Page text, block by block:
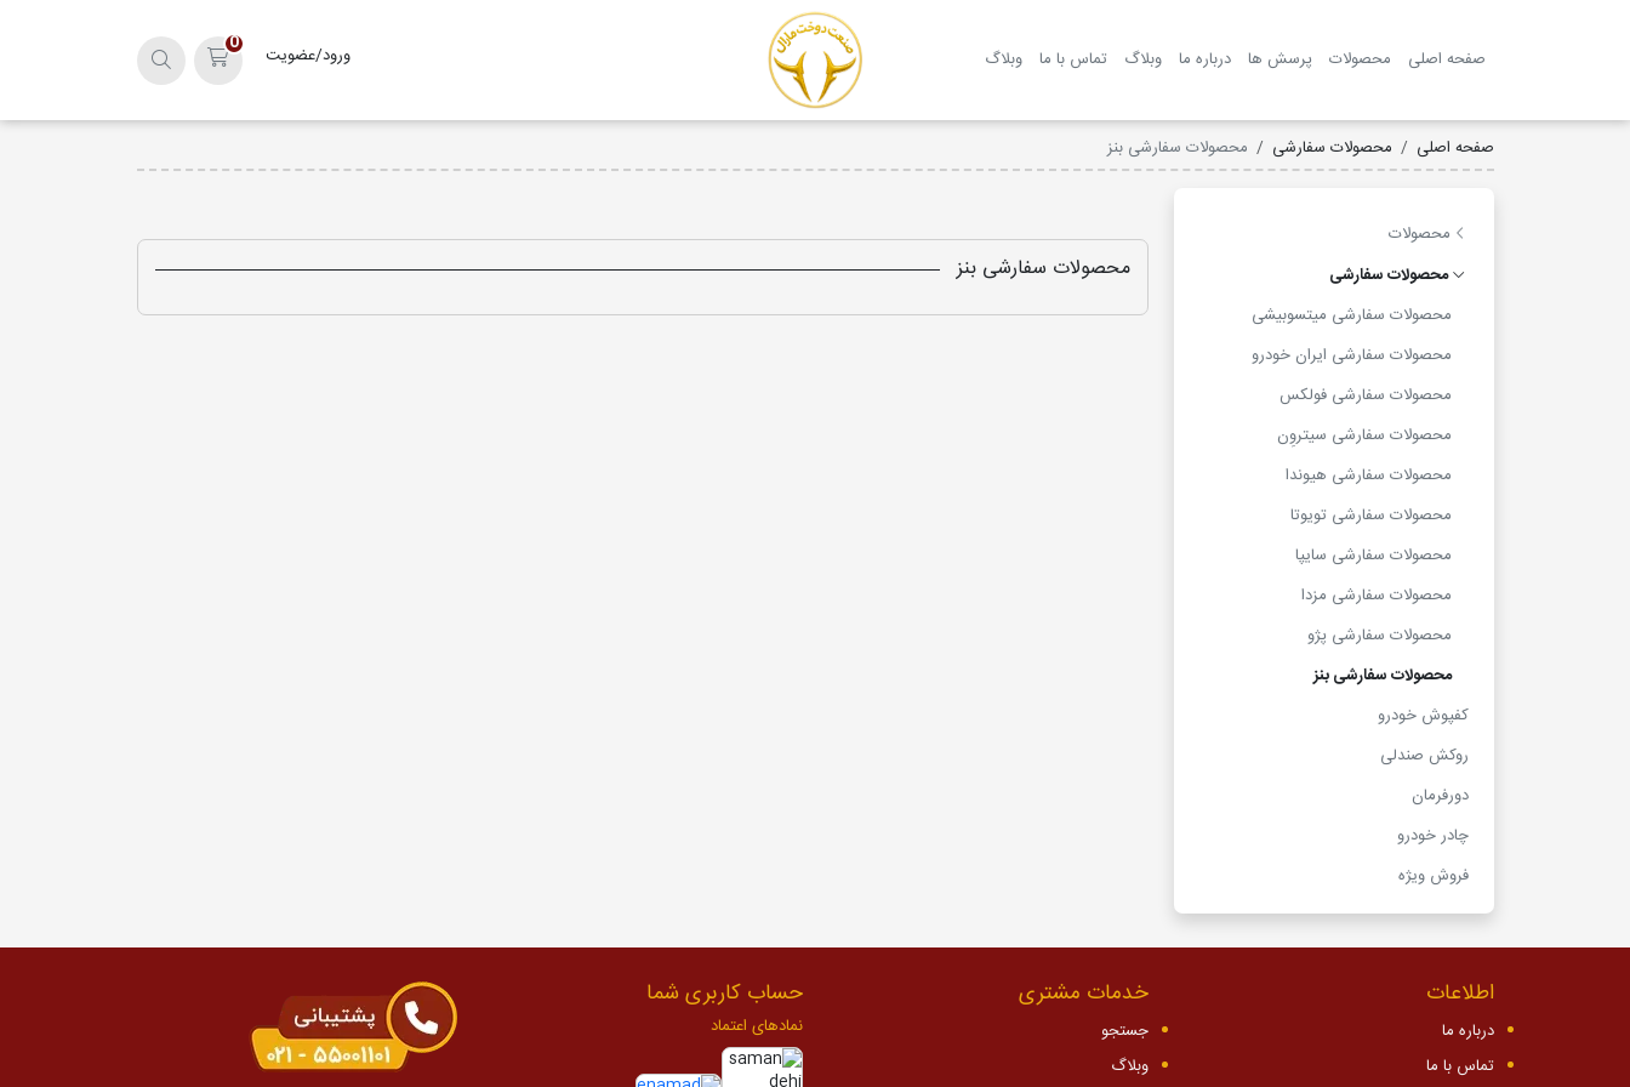
صفحه اصلی محصولات پرسش ها درباره ما وبلاگ تماس با ما وبلاگ
ورود/عضویت
سبد خرید
0
صفحه اصلی محصولات سفارشی محصولات سفارشی بنز
محصولات
محصولات سفارشی
محصولات سفارشی میتسوبیشی
محصولات سفارشی ایران خودرو
محصولات سفارشی فولکس
محصولات سفارشی سیتروِن
محصولات سفارشی هیوندا
محصولات سفارشی تویوتا
محصولات سفارشی سایپا
محصولات سفارشی مزدا
محصولات سفارشی پژو
محصولات سفارشی بنز
کفپوش خودرو
روکش صندلی
دورفرمان
چادر خودرو
فروش ویژه
محصولات سفارشی بنز
اطلاعات
درباره ما
تماس با ما
خدمات مشتری
جستجو
وبلاگ
حساب کاربری شما
نمادهای اعتماد